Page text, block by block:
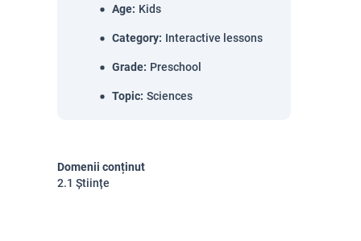
Age: Kids
Category: Interactive lessons
Grade: Preschool
Topic: Sciences
Domenii conținut
2.1 Științe